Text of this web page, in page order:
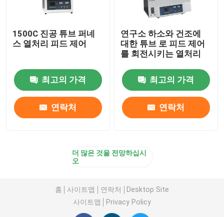
1500C 진공 튜브 퍼네
스 열처리 피드 제어
최고의 가격
연락처
연구소 하소와 건조에
대한 튜브 로 피드 제어
를 회전시키는 열처리
최고의 가격
연락처
더 많은 것을 전망하십시
오
홈 사이트맵 연락처
Desktop Site
사이트맵
Privacy Policy